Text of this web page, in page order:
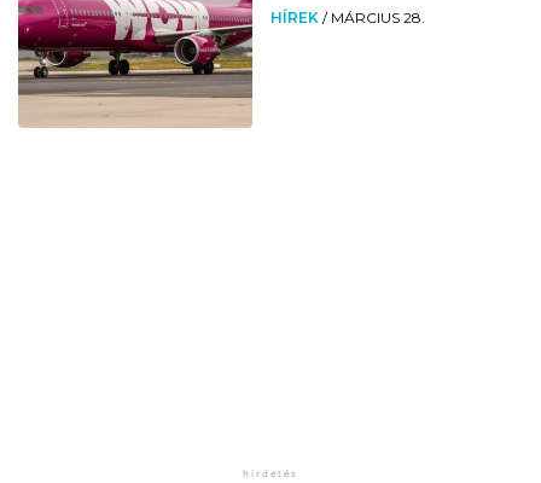
HÍREK / MÁRCIUS 28.